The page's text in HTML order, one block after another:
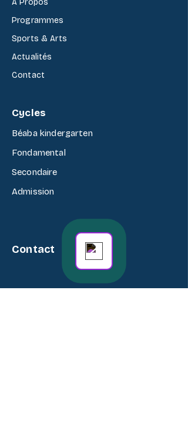
À Propos
Programmes
Sports & Arts
Actualités
Contact
Cycles
Béaba kindergarten
Fondamental
Secondaire
Admission
Contact
3, Rue C. Coutard, Delmas 31, Port-au-
Your 14 days trial has
expired.
The trial's over, but the show must go
on! 🎬 Upgrade now to keep your web